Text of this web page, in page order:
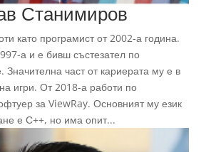
Станимиров
като програмист от 2002-а година.
а и е бивш състезател по
Значителна част от кариерата му е в
игри. От 2018-а работи по
за ViewRay. Основният му език
е С++, но има опит...